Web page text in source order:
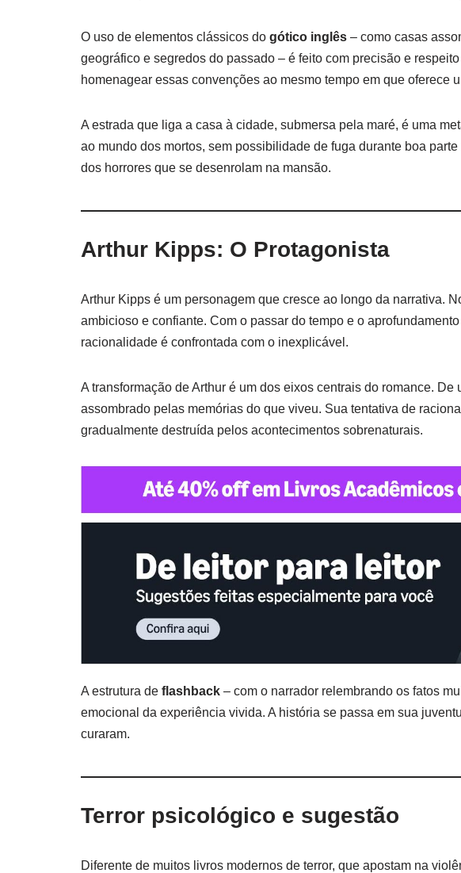
O uso de elementos clássicos do gótico inglês – como casas
geográfico e segredos do passado – é feito com precisão e
homenagear essas convenções ao mesmo tempo em que oferece
A estrada que liga a casa à cidade, submersa pela maré, é uma
ao mundo dos mortos, sem possibilidade de fuga durante boa
dos horrores que se desenrolam na mansão.
Arthur Kipps: O Protagonista
Arthur Kipps é um personagem que cresce ao longo da narrativa.
ambicioso e confiante. Com o passar do tempo e o
racionalidade é confrontada com o inexplicável.
A transformação de Arthur é um dos eixos centrais do romance.
assombrado pelas memórias do que viveu. Sua tentativa de
gradualmente destruída pelos acontecimentos sobrenaturais.
A estrutura de flashback – com o narrador relembrando os fatos
emocional da experiência vivida. A história se passa em sua
curaram.
Terror psicológico e sugestão
Diferente de muitos livros modernos de terror, que apostam na